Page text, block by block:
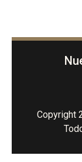
Copyright